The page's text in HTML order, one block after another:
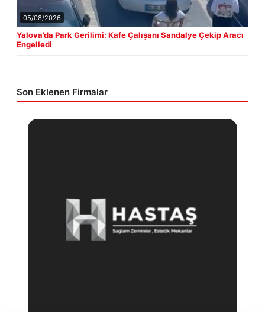
05/08/2026
Yalova’da Park Gerilimi: Kafe Çalışanı Sandalye Çekip Aracı
Engelledi
Son Eklenen Firmalar